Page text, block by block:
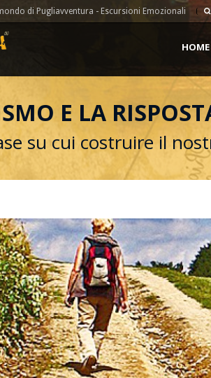
di Pugliavventura - Escursioni Emozionali
HOME
E LA
su cui costruire il